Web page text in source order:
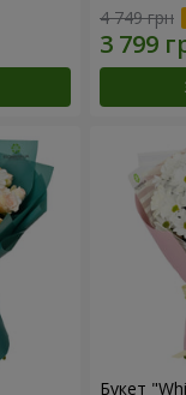
4 749 грн
Букет